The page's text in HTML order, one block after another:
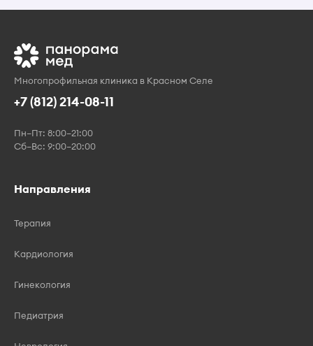
Многопрофильная клиника в Красном Селе
+7 (812) 214-08-11
Пн–Пт: 8:00–21:00
Сб–Вс: 9:00–20:00
Направления
Терапия
Кардиология
Гинекология
Педиатрия